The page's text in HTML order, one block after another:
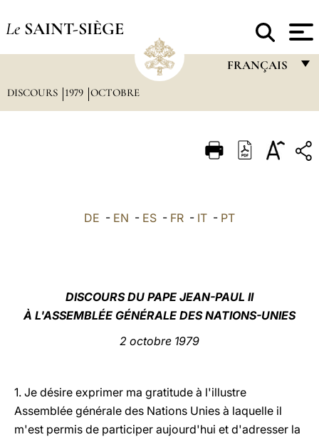
Le SAINT-SIÈGE
FRANÇAIS
ITALIANO
中文
DISCOURS 1979 OCTOBRE
DE - EN - ES - FR - IT - PT
DISCOURS DU PAPE JEAN-PAUL II
À L'ASSEMBLÉE GÉNÉRALE DES NATIONS-UNIES
2 octobre 1979
1. Je désire exprimer ma gratitude à l'illustre
Assemblée générale des Nations Unies à laquelle il
m'est permis de participer aujourd'hui et d'adresser la